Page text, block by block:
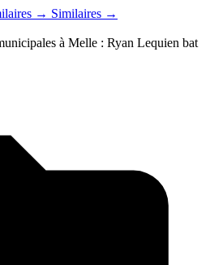
→ Similaires →